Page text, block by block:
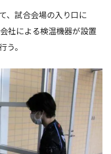
、試合会場の入り口に
社による検温機器が設置
う。